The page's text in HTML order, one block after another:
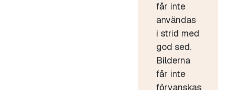
får inte
användas
i strid med
god sed.
Bilderna
får inte
förvanskas